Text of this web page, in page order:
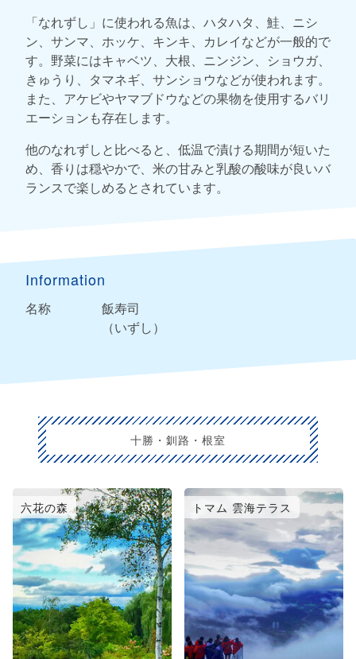
「なれずし」に使われる魚は、ハタハタ、鮭、ニシ
ン、サンマ、ホッケ、キンキ、カレイなどが一般的で
す。野菜にはキャベツ、大根、ニンジン、ショウガ、
きゅうり、タマネギ、サンショウなどが使われます。
また、アケビやヤマブドウなどの果物を使用するバリ
エーションも存在します。
他のなれずしと比べると、低温で漬ける期間が短いた
め、香りは穏やかで、米の甘みと乳酸の酸味が良いバ
ランスで楽しめるとされています。
Information
名称
飯寿司
（いずし）
十勝・釧路・根室
六花の森 トマム 雲海テラス